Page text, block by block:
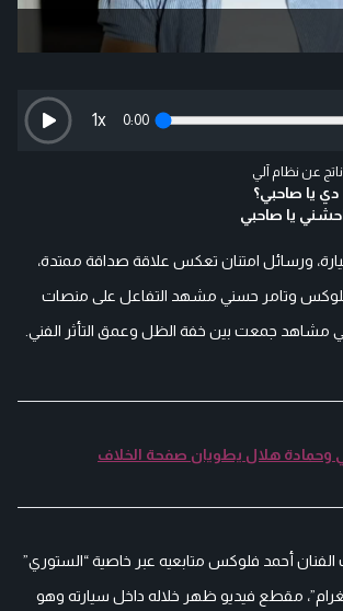
0:00
1x
عن نظام آلي
يا صاحبي؟
يا صاحبي
ورسائل امتنان تعكس علاقة صداقة ممتدة،
وتامر حسني مشهد التفاعل على منصات
في مشاهد جمعت بين خفة الظل وعمق التأثر الفني.
وحمادة هلال يطويان صفحة الخلاف
أحمد فلوكس متابعيه عبر خاصية “الستوري”
مقطع فيديو ظهر خلاله داخل سيارته وهو